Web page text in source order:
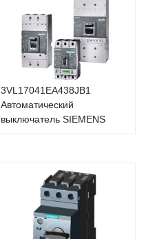
3VL17041EA438JB1
Автоматический
выключатель SIEMENS